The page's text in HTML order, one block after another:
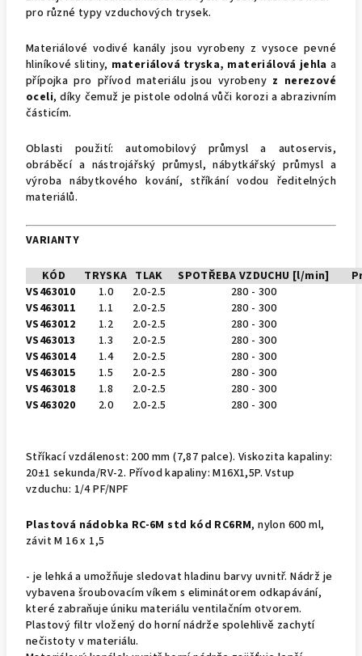
pro různé typy vzduchových trysek.
Materiálové vodivé kanály jsou vyrobeny z vysoce pevné
hliníkové slitiny, materiálová tryska, materiálová jehla a
přípojka pro přívod materiálu jsou vyrobeny z nerezové
oceli, díky čemuž je pistole odolná vůči korozi a abrazivním
částicím.
Oblasti použití: automobilový průmysl a autoservis,
obráběcí a nástrojářský průmysl, nábytkářský průmysl a
výroba nábytkového kování, stříkání vodou ředitelných
materiálů.
VARIANTY
KÓD TRYSKA TLAK SPOTŘEBA VZDUCHU [l/min]
VS463010
1.0 2.0-2.5
280 - 300
VS463011
1.1 2.0-2.5
280 - 300
VS463012
1.2 2.0-2.5
280 - 300
VS463013
1.3 2.0-2.5
280 - 300
VS463014
1.4 2.0-2.5
280 - 300
VS463015
1.5 2.0-2.5
280 - 300
VS463018
1.8 2.0-2.5
280 - 300
VS463020
2.0 2.0-2.5 280 - 300
Stříkací vzdálenost: 200 mm (7,87 palce). Viskozita kapaliny:
20±1 sekunda/RV-2. Přívod kapaliny: M16X1,5P. Vstup
vzduchu: 1/4 PF/NPF
Plastová nádobka RC-6M std kód RC6RM, nylon 600 ml,
závit M 16 x 1,5
- je lehká a umožňuje sledovat hladinu barvy uvnitř. Nádrž je
vybavena šroubovacím víkem s eliminátorem odkapávání,
které zabraňuje úniku materiálu ventilačním otvorem.
Plastový filtr vložený do horní nádrže spolehlivě zachytí
nečistoty v materiálu.